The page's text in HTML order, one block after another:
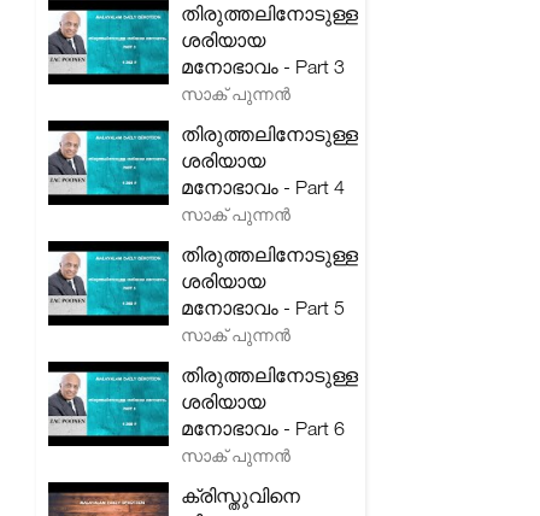
തിരുത്തലിനോടുള്ള
ശരിയായ
മനോഭാവം - Part 3
സാക് പുന്നൻ
തിരുത്തലിനോടുള്ള
ശരിയായ
മനോഭാവം - Part 4
സാക് പുന്നൻ
തിരുത്തലിനോടുള്ള
ശരിയായ
മനോഭാവം - Part 5
സാക് പുന്നൻ
തിരുത്തലിനോടുള്ള
ശരിയായ
മനോഭാവം - Part 6
സാക് പുന്നൻ
ക്രിസ്തുവിനെ